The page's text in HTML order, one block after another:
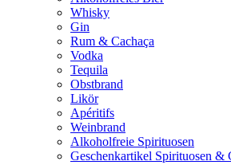
Whisky
Gin
Rum & Cachaça
Vodka
Tequila
Obstbrand
Likör
Apéritifs
Weinbrand
Alkoholfreie Spirituosen
Geschenkartikel Spirituosen &